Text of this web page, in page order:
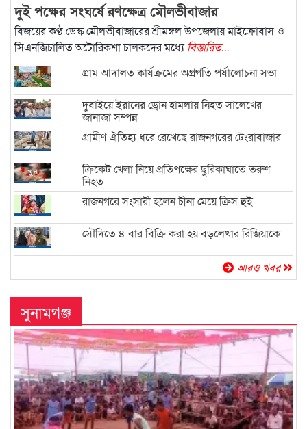
দুই পক্ষের সংঘর্ষে রণক্ষেত্র মৌলভীবাজার
বিজয়ের কণ্ঠ ডেস্ক মৌলভীবাজারের শ্রীমঙ্গল উপজেলায় মাইক্রোবাস ও
সিএনজিচালিত অটোরিকশা চালকদের মধ্যেবিস্তারিত...
গ্রাম আদালত কার্যক্রমের অগ্রগতি পর্যালোচনা সভা
দুবাইয়ে ইরানের ড্রোন হামলায় নিহত সালেখের
জানাজা সম্পন্ন
গ্রামীণ ঐতিহ্য ধরে রেখেছে রাজনগরের টেংরাবাজার
ক্রিকেট খেলা নিয়ে প্রতিপক্ষের ছুরিকাঘাতে তরুণ
নিহত
রাজনগরে সংসারী হলেন চীনা মেয়ে ক্রিস হুই
সৌদিতে ৪ বার বিক্রি করা হয় বড়লেখার রিজিয়াকে
আরও খবর
সুনামগঞ্জ